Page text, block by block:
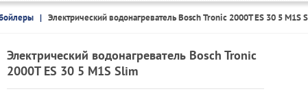
Электрический водонагреватель Bosch Tronic 2000T ES 30 5 M1S
Электрический водонагреватель Bosch Tronic
2000T ES 30 5 M1S Slim